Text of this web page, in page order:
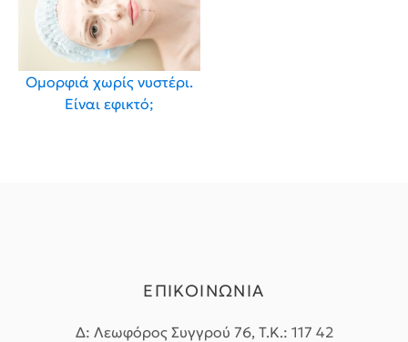
Ομορφιά χωρίς νυστέρι.
Είναι εφικτό;
ΕΠΙΚΟΙΝΩΝΙΑ
Δ: Λεωφόρος Συγγρού 76, Τ.Κ.: 117 42